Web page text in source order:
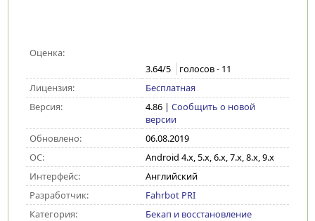
Оценка:
3.64/5 голосов - 11
Лицензия:
Бесплатная
Версия:
4.86| Сообщить о новой
версии
Обновлено:
06.08.2019
ОС:
Android 4.x, 5.x, 6.x, 7.x, 8.x, 9.x
Интерфейс:
Английский
Разработчик:
Fahrbot PRI
Категория:
Бекап и восстановление